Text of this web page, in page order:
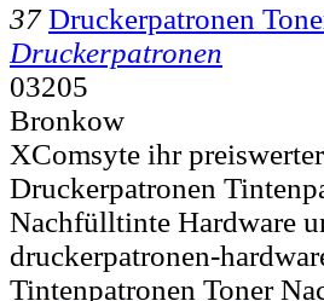
37 Druckerpatronen
Druckerpatronen
03205
Bronkow
XComsyte ihr
Druckerpatronen
Nachfülltinte Hardware
druckerpatronen-
Tintenpatronen Toner